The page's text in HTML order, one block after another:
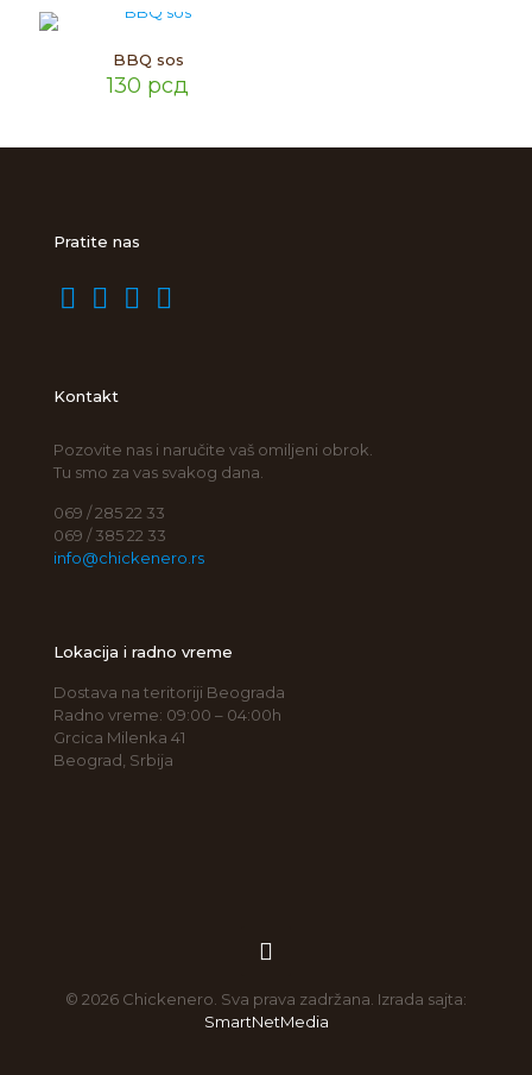
BBQ sos
130 рсд
Pratite nas
Kontakt
Pozovite nas i naručite vaš omiljeni obrok.
Tu smo za vas svakog dana.
069 / 285 22 33
069 / 385 22 33
info@chickenero.rs
Lokacija i radno vreme
Dostava na teritoriji Beograda
Radno vreme: 09:00 – 04:00h
Grcica Milenka 41
Beograd, Srbija
© 2026 Chickenero. Sva prava zadržana. Izrada sajta:
SmartNetMedia